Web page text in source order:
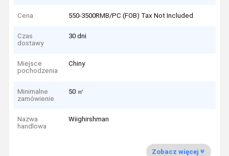
Cena 550-3500RMB/PC (FOB) Tax Not Included
Czas
dostawy
30 dni
Miejsce
pochodzenia
Chiny
Minimalne
zamówienie
50 ㎡
Nazwa
handlowa
Wiighirshman
Zobacz więcej